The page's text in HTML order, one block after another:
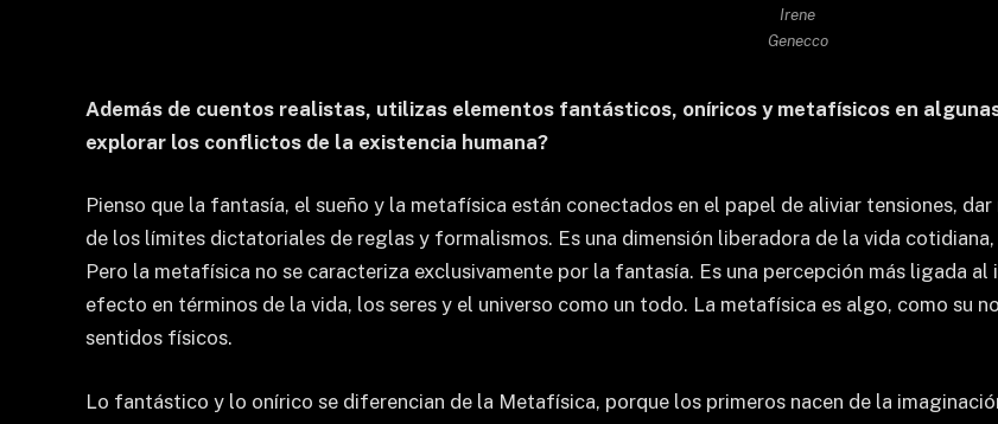
Irene
Genecco
Además de cuentos realistas, utilizas elementos fantásticos, oníricos y metafísicos en
explorar los conflictos de la existencia humana?
Pienso que la fantasía, el sueño y la metafísica están conectados en el papel de aliviar tensiones,
de los límites dictatoriales de reglas y formalismos. Es una dimensión liberadora de la vida
Pero la metafísica no se caracteriza exclusivamente por la fantasía. Es una percepción más ligada
efecto en términos de la vida, los seres y el universo como un todo. La metafísica es algo, como su
sentidos físicos.
Lo fantástico y lo onírico se diferencian de la Metafísica, porque los primeros nacen de la